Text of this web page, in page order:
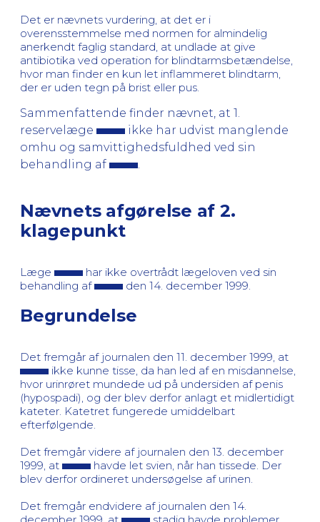
Det er nævnets vurdering, at det er i
overensstemmelse med normen for almindelig
anerkendt faglig standard, at undlade at give
antibiotika ved operation for blindtarmsbetændelse,
hvor man finder en kun let inflammeret blindtarm,
der er uden tegn på brist eller pus.
Sammenfattende finder nævnet, at 1.
reservelæge
ikke har udvist manglende
omhu og samvittighedsfuldhed ved sin
behandling af
Nævnets afgørelse af 2.
klagepunkt
Læge
har ikke overtrådt lægeloven ved sin
behandling af
den 14. december 1999.
Begrundelse
Det fremgår af journalen den 11. december 1999, at
ikke kunne tisse, da han led af en misdannelse,
hvor urinrøret mundede ud på undersiden af penis
(hypospadi), og der blev derfor anlagt et midlertidigt
kateter. Katetret fungerede umiddelbart
efterfølgende.
Det fremgår videre af journalen den 13. december
1999, at
havde let svien, når han tissede. Der
blev derfor ordineret undersøgelse af urinen.
Det fremgår endvidere af journalen den 14.
december 1999, at
stadig havde problemer